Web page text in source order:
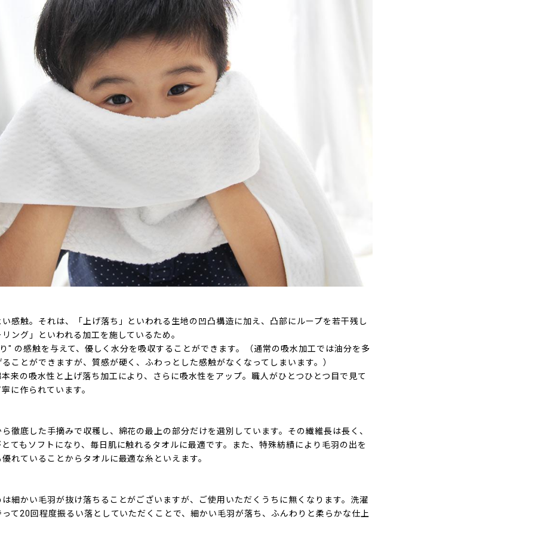
感触。それは、「上げ落ち」といわれる生地の凹凸構造に加え、凸部にループを若干残し
ング」といわれる加工を施しているため。
" の感触を与えて、優しく水分を吸収することができます。（通常の吸水加工では油分を多
ことができますが、質感が硬く、ふわっとした感触がなくなってしまいます。）
来の吸水性と上げ落ち加工により、さらに吸水性をアップ。職人がひとつひとつ目で見て
に作られています。
徹底した手摘みで収穫し、綿花の最上の部分だけを選別しています。その繊維長は長く、
てもソフトになり、毎日肌に触れるタオルに最適です。また、特殊紡績により毛羽の出を
れていることからタオルに最適な糸といえます。
細かい毛羽が抜け落ちることがございますが、ご使用いただくうちに無くなります。洗濯
て20回程度振るい落としていただくことで、細かい毛羽が落ち、ふんわりと柔らかな仕上